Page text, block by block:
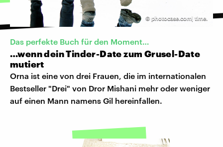
© photocase.com| time.
Das perfekte Buch für den Moment…
…wenn dein Tinder-Date zum Grusel-Date
mutiert
Orna ist eine von drei Frauen, die im internationalen
Bestseller "Drei" von Dror Mishani mehr oder weniger
auf einen Mann namens Gil hereinfallen.